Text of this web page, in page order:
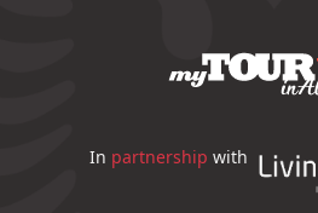
In partnership with